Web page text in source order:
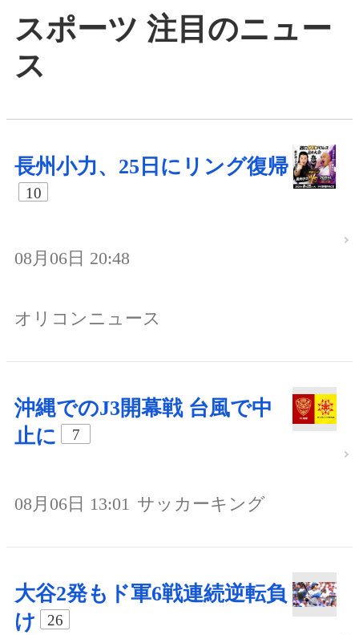
スポーツ 注目のニュー
ス
長州小力、25日にリング復帰
10
08月06日 20:48
オリコンニュース
沖縄でのJ3開幕戦 台風で中
止に
7
08月06日 13:01 サッカーキング
大谷2発もド軍6戦連続逆転負
け
26